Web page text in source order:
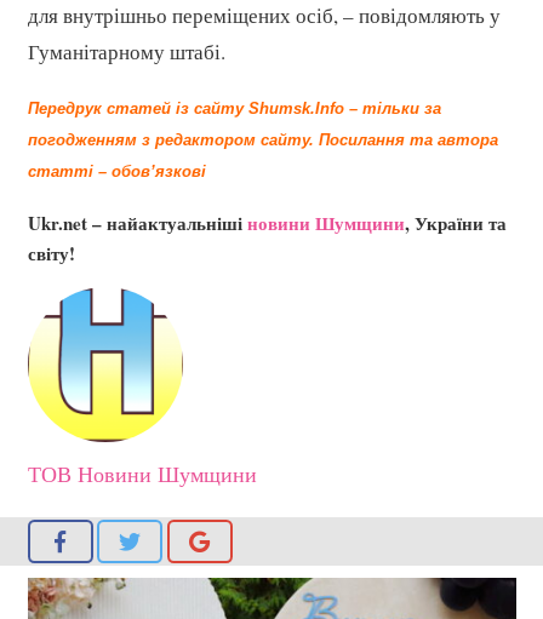
для внутрішньо переміщених осіб, – повідомляють у
Гуманітарному штабі.
Передрук статей із сайту Shumsk.Info – тільки за
погодженням з редактором сайту. Посилання та автора
статті – обов’язкові
Ukr.net – найактуальнішіновини Шумщини, України та
світу!
ТОВ Новини Шумщини